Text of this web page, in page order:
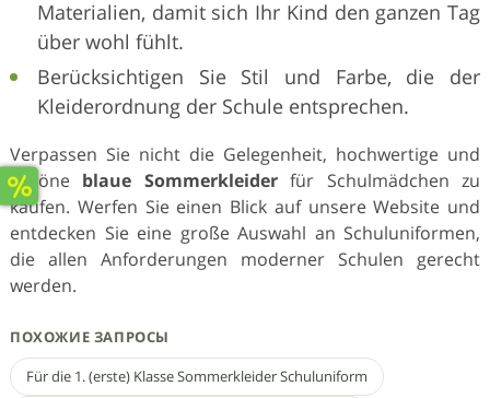
Materialien, damit sich Ihr Kind den ganzen Tag
über wohl fühlt.
Berücksichtigen Sie Stil und Farbe, die der
Kleiderordnung der Schule entsprechen.
Verpassen Sie nicht die Gelegenheit, hochwertige und
schöne blaue Sommerkleiderfür Schulmädchen zu
kaufen. Werfen Sie einen Blick auf unsere Website und
entdecken Sie eine große Auswahl an Schuluniformen,
die allen Anforderungen moderner Schulen gerecht
werden.
ПОХОЖИЕ ЗАПРОСЫ
Für die 1. (erste) Klasse Sommerkleider Schuluniform